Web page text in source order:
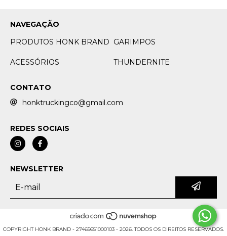
NAVEGAÇÃO
PRODUTOS HONK BRAND GARIMPOS
ACESSÓRIOS THUNDERNITE
CONTATO
honktruckingco@gmail.com
REDES SOCIAIS
NEWSLETTER
COPYRIGHT HONK BRAND - 27465651000103 - 2026. TODOS OS DIREITOS RESERVADOS.